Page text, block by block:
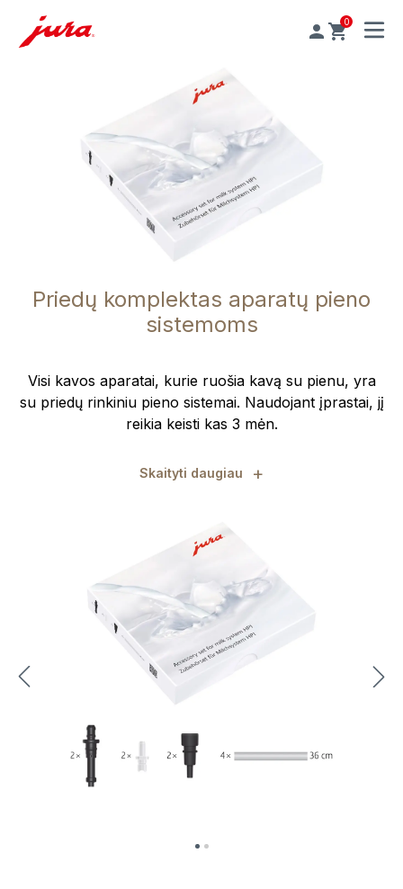
0
MENU
Priedų komplektas aparatų pieno
sistemoms
Visi kavos aparatai, kurie ruošia kavą su pienu, yra
su priedų rinkiniu pieno sistemai. Naudojant įprastai, jį
reikia keisti kas 3 mėn.
Skaityti daugiau +